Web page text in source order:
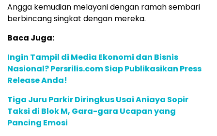
Angga kemudian melayani dengan ramah sembari
berbincang singkat dengan mereka.
Baca Juga:
Ingin Tampil di Media Ekonomi dan Bisnis
Nasional? Persrilis.com Siap Publikasikan Press
Release Anda!
Tiga Juru Parkir Diringkus Usai Aniaya Sopir
Taksi di Blok M, Gara-gara Ucapan yang
Pancing Emosi